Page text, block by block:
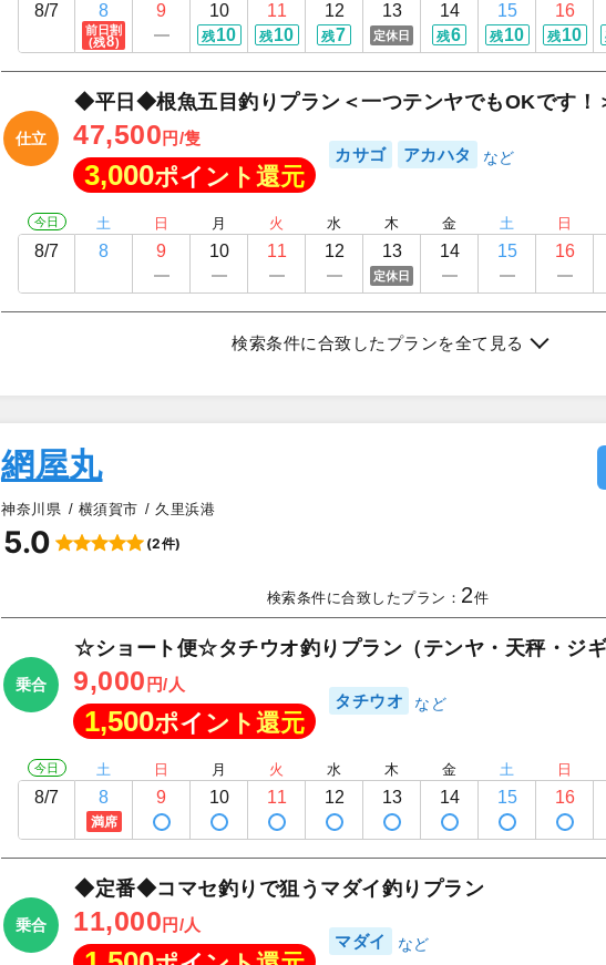
8/7 8
前日割
(残8)
9 10
残10
11
残10
12
残7
13
定休日
14
残6
15
残10
16
残10
仕立
◆平日◆根魚五目釣りプラン＜一つテンヤでもOKです！
47,500 円/隻
3,000ポイント還元
カサゴ アカハタ
今日
8/7
土
8
日
9
月
10
火
11
水
12
木
13
定休日
金
14
土
15
日
16
検索条件に合致したプランを全て見る
網屋丸
神奈川県 横須賀市 久里浜港
5.0 (2件)
検索条件に合致したプラン： 2件
乗合
☆ショート便☆タチウオ釣りプラン（テンヤ・天秤・ジギ
9,000 円/人
1,500ポイント還元
タチウオ
今日
8/7
土
8
満席
日
9
月
10
火
11
水
12
木
13
金
14
土
15
日
16
乗合
◆定番◆コマセ釣りで狙うマダイ釣りプラン
11,000 円/人
マダイ